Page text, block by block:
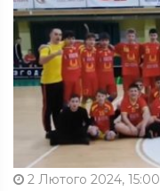
2 Лютого 2024, 15:00